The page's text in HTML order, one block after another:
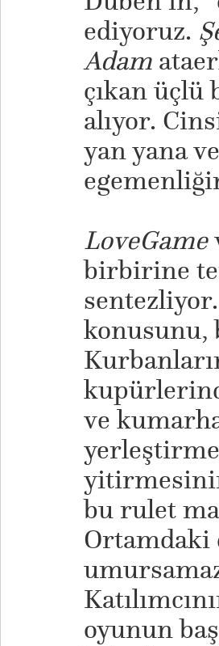
ediyoruz.
Adam
çıkan üçlü
alıyor.
yan yana
LoveGame
birbirine
sentezliyor.
konusunu,
ve
bu rulet
Ortamdaki
oyunun